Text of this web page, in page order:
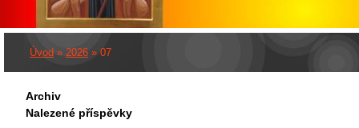
Úvod » 2026 » 07
Archiv
Nalezené příspěvky